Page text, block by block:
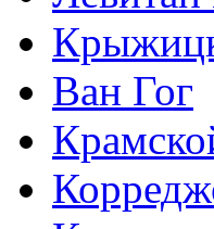
Ван Гог